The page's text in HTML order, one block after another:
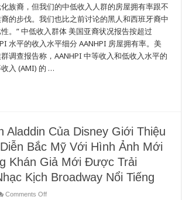
族裔，但我们的中低收入人群的房屋拥有率跟不
的步伐。我们也比之前讨论的黑人和西班牙裔中
。” 中低收入群体 美国亚裔状况报告按超过
水平的收入水平细分 AANHPI 房屋拥有率。美
调查报告称，AANHPI 中等收入和低收入水平的
入 (AMI) 的 …
Aladdin Của Disney Giới Thiệu
Bắc Mỹ Với Hình Ảnh Mới
Khán Giả Mới Được Trải
Kịch Broadway Nổi Tiếng
Comments Offon